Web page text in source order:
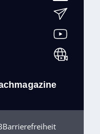
Barrierefreiheit